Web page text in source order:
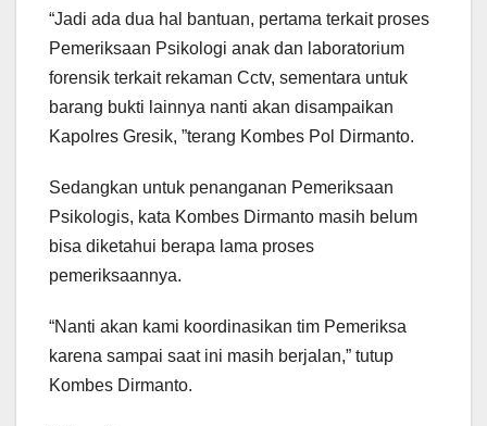
“Jadi ada dua hal bantuan, pertama terkait proses
Pemeriksaan Psikologi anak dan laboratorium
forensik terkait rekaman Cctv, sementara untuk
barang bukti lainnya nanti akan disampaikan
Kapolres Gresik, ”terang Kombes Pol Dirmanto.
Sedangkan untuk penanganan Pemeriksaan
Psikologis, kata Kombes Dirmanto masih belum
bisa diketahui berapa lama proses
pemeriksaannya.
“Nanti akan kami koordinasikan tim Pemeriksa
karena sampai saat ini masih berjalan,” tutup
Kombes Dirmanto.